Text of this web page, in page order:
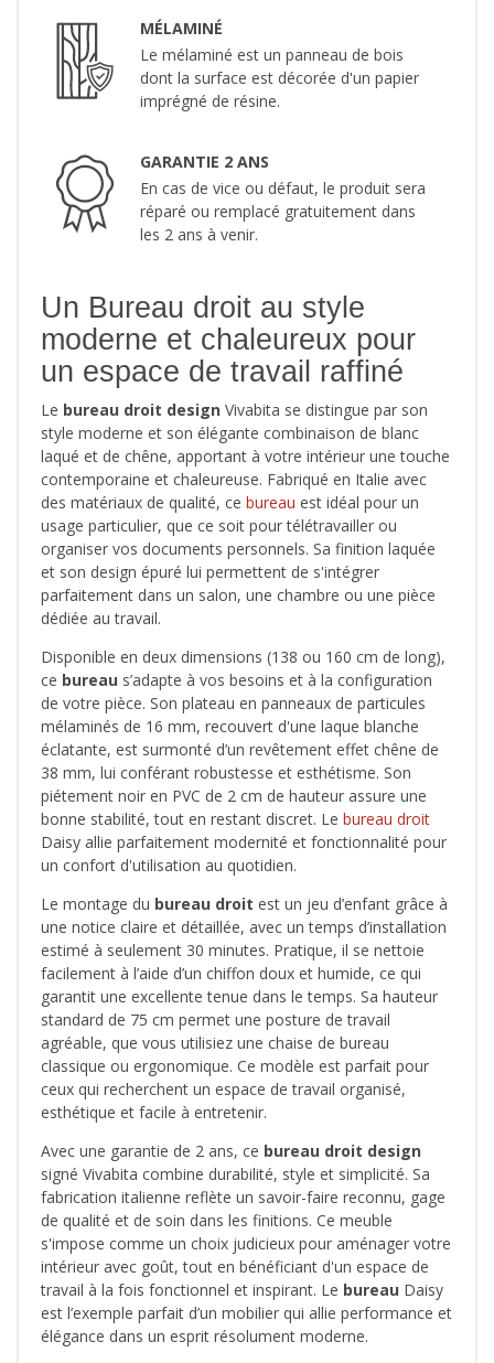
MÉLAMINÉ
Le mélaminé est un panneau de bois
dont la surface est décorée d'un papier
imprégné de résine.
GARANTIE 2 ANS
En cas de vice ou défaut, le produit sera
réparé ou remplacé gratuitement dans
les 2 ans à venir.
Un Bureau droit au style
moderne et chaleureux pour
un espace de travail raffiné
Le bureau droit design Vivabita se distingue par son
style moderne et son élégante combinaison de blanc
laqué et de chêne, apportant à votre intérieur une touche
contemporaine et chaleureuse. Fabriqué en Italie avec
des matériaux de qualité, ce bureau est idéal pour un
usage particulier, que ce soit pour télétravailler ou
organiser vos documents personnels. Sa finition laquée
et son design épuré lui permettent de s'intégrer
parfaitement dans un salon, une chambre ou une pièce
dédiée au travail.
Disponible en deux dimensions (138 ou 160 cm de long),
ce bureau s’adapte à vos besoins et à la configuration
de votre pièce. Son plateau en panneaux de particules
mélaminés de 16 mm, recouvert d'une laque blanche
éclatante, est surmonté d’un revêtement effet chêne de
38 mm, lui conférant robustesse et esthétisme. Son
piétement noir en PVC de 2 cm de hauteur assure une
bonne stabilité, tout en restant discret. Le bureau droit
Daisy allie parfaitement modernité et fonctionnalité pour
un confort d'utilisation au quotidien.
Le montage du bureau droit est un jeu d’enfant grâce à
une notice claire et détaillée, avec un temps d’installation
estimé à seulement 30 minutes. Pratique, il se nettoie
facilement à l’aide d’un chiffon doux et humide, ce qui
garantit une excellente tenue dans le temps. Sa hauteur
standard de 75 cm permet une posture de travail
agréable, que vous utilisiez une chaise de bureau
classique ou ergonomique. Ce modèle est parfait pour
ceux qui recherchent un espace de travail organisé,
esthétique et facile à entretenir.
Avec une garantie de 2 ans, ce bureau droit design
signé Vivabita combine durabilité, style et simplicité. Sa
fabrication italienne reflète un savoir-faire reconnu, gage
de qualité et de soin dans les finitions. Ce meuble
s'impose comme un choix judicieux pour aménager votre
intérieur avec goût, tout en bénéficiant d'un espace de
travail à la fois fonctionnel et inspirant. Le bureau Daisy
est l’exemple parfait d’un mobilier qui allie performance et
élégance dans un esprit résolument moderne.